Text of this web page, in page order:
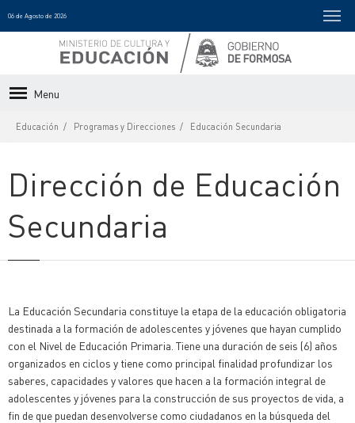
06 de Agosto de 2026
Menu
Educación Programas y Direcciones Educación Secundaria
Dirección de Educación
Secundaria
La Educación Secundaria constituye la etapa de la educación obligatoria
destinada a la formación de adolescentes y jóvenes que hayan cumplido
con el Nivel de Educación Primaria. Tiene una duración de seis (6) años
organizados en ciclos y tiene como principal finalidad profundizar los
saberes, capacidades y valores que hacen a la formación integral de
adolescentes y jóvenes para la construcción de sus proyectos de vida, a
fin de que puedan desenvolverse como ciudadanos en la búsqueda del